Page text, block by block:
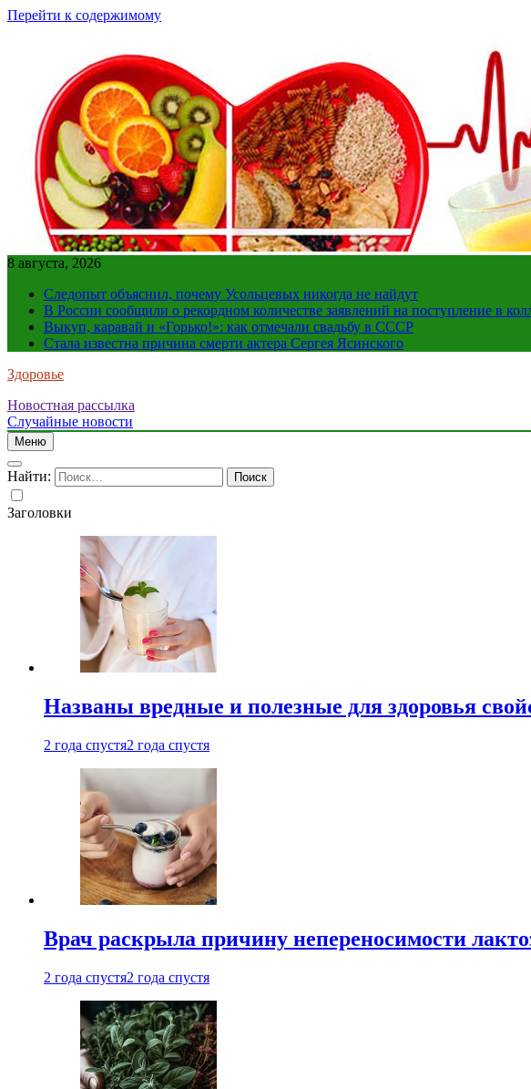
Перейти к содержимому
8 августа, 2026
Следопыт объяснил, почему Усольцевых никогда не найдут
В России сообщили о рекордном количестве заявлений на поступление в
Выкуп, каравай и «Горько!»: как отмечали свадьбу в СССР
Стала известна причина смерти актера Сергея Ясинского
Здоровье
Новостная рассылка
Случайные новости
Меню
Найти:
Заголовки
Названы вредные и полезные для здоровья
2 года спустя2 года спустя
Врач раскрыла причину непереносимости
2 года спустя2 года спустя